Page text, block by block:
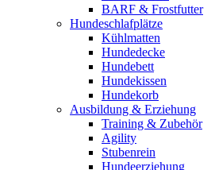
BARF & Frostfutter
Hundeschlafplätze
Kühlmatten
Hundedecke
Hundebett
Hundekissen
Hundekorb
Ausbildung & Erziehung
Training & Zubehör
Agility
Stubenrein
Hundeerziehung